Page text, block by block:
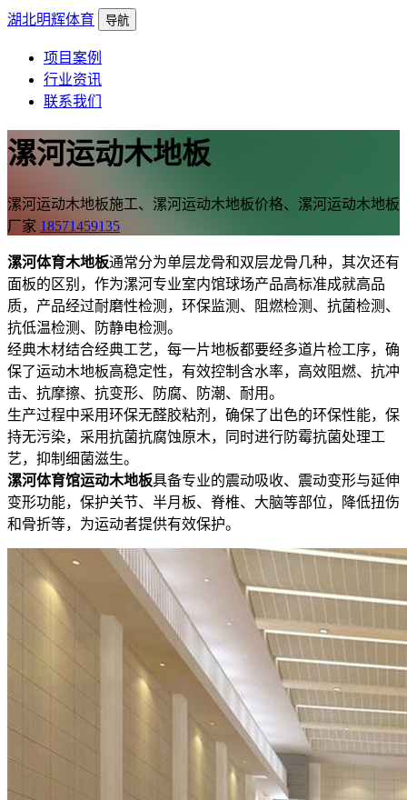
湖北明辉体育 导航
项目案例
行业资讯
联系我们
漯河运动木地板
漯河运动木地板施工、漯河运动木地板价格、漯河运动木地板
厂家 18571459135
漯河体育木地板通常分为单层龙骨和双层龙骨几种，其次还有
面板的区别，作为漯河专业室内馆球场产品高标准成就高品
质，产品经过耐磨性检测，环保监测、阻燃检测、抗菌检测、
抗低温检测、防静电检测。
经典木材结合经典工艺，每一片地板都要经多道片检工序，确
保了运动木地板高稳定性，有效控制含水率，高效阻燃、抗冲
击、抗摩擦、抗变形、防腐、防潮、耐用。
生产过程中采用环保无醛胶粘剂，确保了出色的环保性能，保
持无污染，采用抗菌抗腐蚀原木，同时进行防霉抗菌处理工
艺，抑制细菌滋生。
漯河体育馆运动木地板具备专业的震动吸收、震动变形与延伸
变形功能，保护关节、半月板、脊椎、大脑等部位，降低扭伤
和骨折等，为运动者提供有效保护。